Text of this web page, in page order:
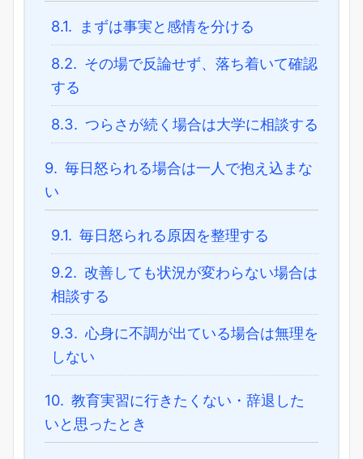
8.1. まずは事実と感情を分ける
8.2. その場で反論せず、落ち着いて確認
する
8.3. つらさが続く場合は大学に相談する
9. 毎日怒られる場合は一人で抱え込まな
い
9.1. 毎日怒られる原因を整理する
9.2. 改善しても状況が変わらない場合は
相談する
9.3. 心身に不調が出ている場合は無理を
しない
10. 教育実習に行きたくない・辞退した
いと思ったとき